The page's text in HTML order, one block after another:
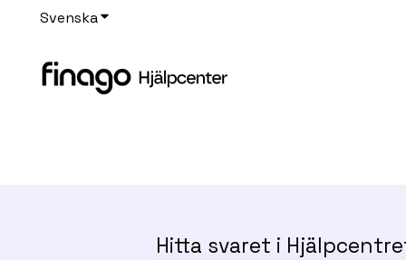
SvenskaVisa undermenyer för översättningar
Hitta svaret i